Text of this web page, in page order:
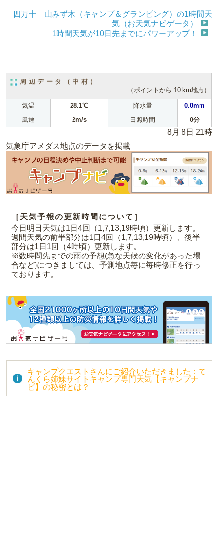
四万十 山みず木（キャンプ＆グランピング）の1時間天
気（お天気ナビゲータ）
1時間天気が10日先までにパワーアップ！
周辺データ（中村）
（ポイントから 10 km地点）
気温 28.1℃ 降水量
0.0mm
風速
2m/s 日照時間 0分
8月 8日 21時
気象庁アメダス地点のデータを掲載
［天気予報の更新時間について］
今日明日天気は1日4回（1,7,13,19時頃）更新します。
週間天気の前半部分は1日4回（1,7,13,19時頃）、後半
部分は1日1回（4時頃）更新します。
※数時間先までの雨の予想(急な天候の変化があった場
合など)につきましては、予測地点毎に毎時修正を行っ
ております。
キャンプクエストさんにご紹介いただきました：て
んくら姉妹サイトキャンプ専門天気【キャンプナ
ビ】の秘密とは？